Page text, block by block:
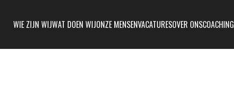
WIE ZIJN WIJWAT DOEN WIJONZE MENSENVACATURESOVER ONSCOACHING